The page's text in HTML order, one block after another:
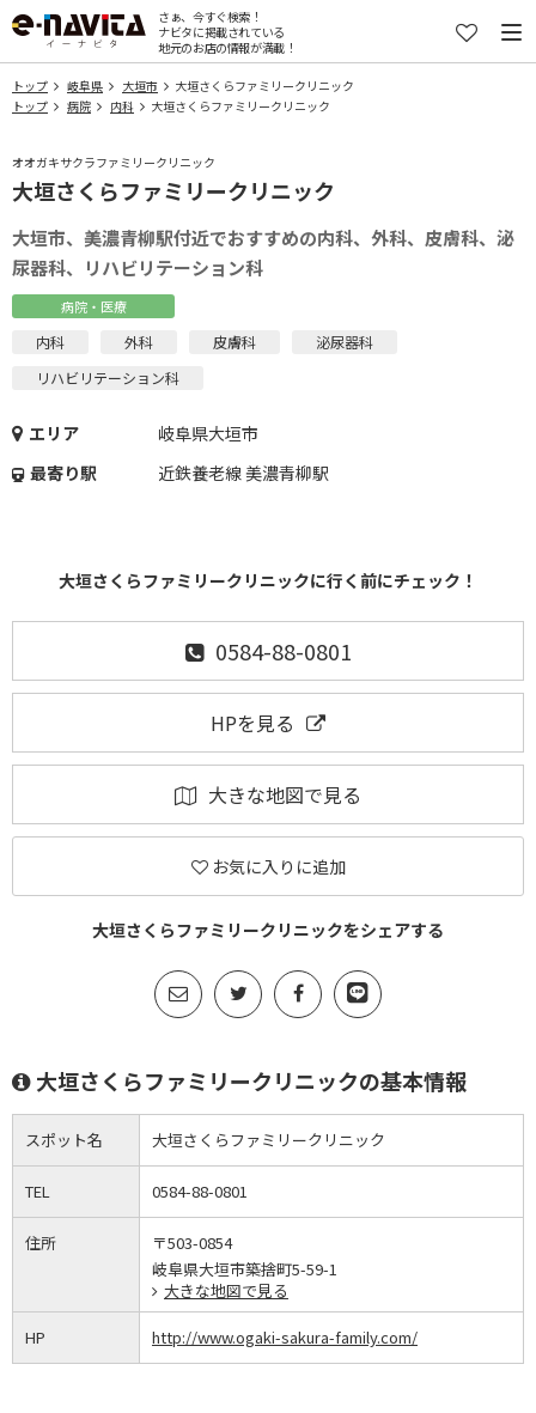
さぁ、今すぐ検索！
ナビタに掲載されている
地元のお店の情報が満載！
トップ 岐阜県 大垣市
大垣さくらファミリークリニック
トップ
病院 内科 大垣さくらファミリークリニック
オオガキサクラファミリークリニック
大垣さくらファミリークリニック
大垣市、美濃青柳駅付近でおすすめの内科、外科、皮膚科、泌
尿器科、リハビリテーション科
病院・医療
内科 外科 皮膚科
泌尿器科
リハビリテーション科
エリア
岐阜県大垣市
最寄り駅
近鉄養老線 美濃青柳駅
大垣さくらファミリークリニックに行く前にチェック！
0584-88-0801
HPを見る
大きな地図で見る
お気に入りに追加
大垣さくらファミリークリニックをシェアする
大垣さくらファミリークリニックの基本情報
スポット名 大垣さくらファミリークリニック
TEL 0584-88-0801
住所
〒503-0854
岐阜県大垣市築捨町5-59-1
大きな地図で見る
HP http://www.ogaki-sakura-family.com/